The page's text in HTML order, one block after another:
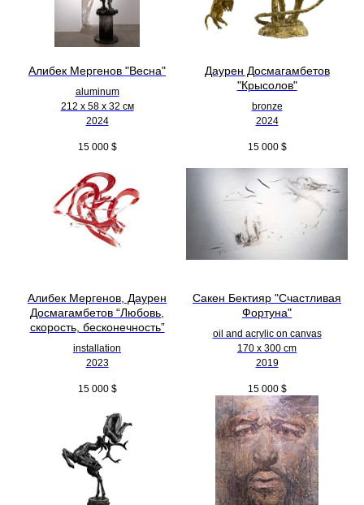
Алибек Мергенов "Весна"
aluminum
212 х 58 х 32 см
2024
15 000 $
Даурен Досмагамбетов
"Крысолов"
bronze
2024
15 000 $
Алибек Мергенов, Даурен
Досмагамбетов “Любовь,
скорость, бесконечность”
installation
2023
15 000 $
Сакен Бектияр "Счастливая
Фортуна"
oil and acrylic on canvas
170 x 300 cm
2019
15 000 $